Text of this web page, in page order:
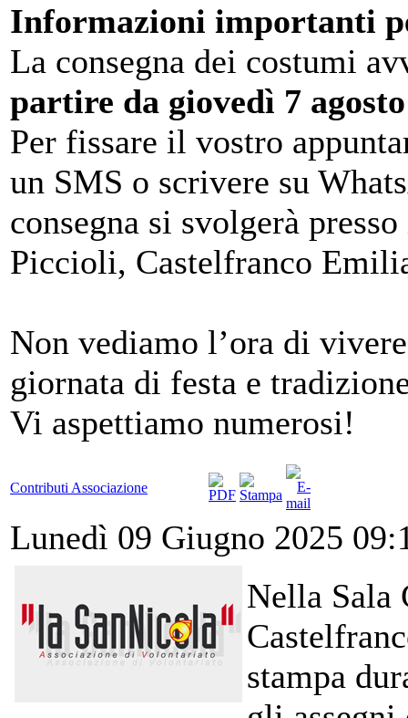
Informazioni importanti
La consegna dei costumi
partire da giovedì 7
Per fissare il vostro
un SMS o scrivere su
consegna si svolgerà
Piccioli, Castelfranco
Non vediamo l’ora di
giornata di festa e
Vi aspettiamo numerosi!
Contributi Associazione
Lunedì 09 Giugno 2025
Nella Sala
stampa